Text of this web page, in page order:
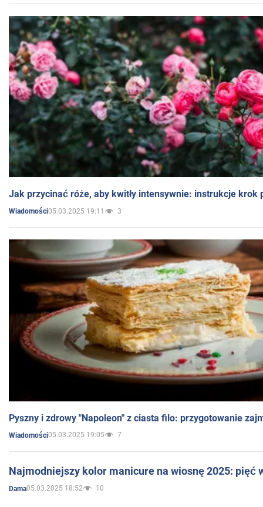
Jak przycinać róże, aby kwitły intensywnie: instrukcje krok
Wiadomości05.03.2025 19:11 3
Pyszny i zdrowy "Napoleon" z ciasta filo: przygotowanie
Wiadomości05.03.2025 19:05 7
Najmodniejszy kolor manicure na wiosnę 2025: pięć
Dama05.03.2025 18:52 10